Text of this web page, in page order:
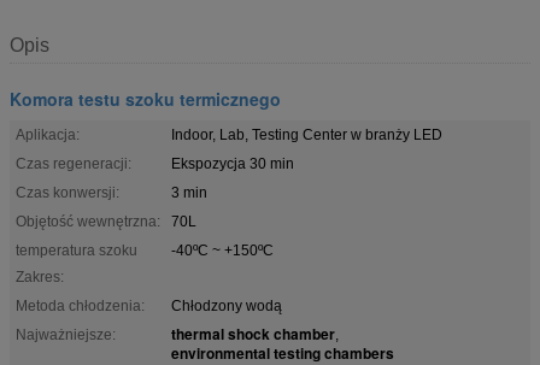
Opis
Komora testu szoku termicznego
Aplikacja:
Indoor, Lab, Testing Center w branży LED
Czas regeneracji:
Ekspozycja 30 min
Czas konwersji:
3 min
Objętość wewnętrzna:
70L
temperatura szoku
Zakres:
-40ºC ~ +150ºC
Metoda chłodzenia:
Chłodzony wodą
Najważniejsze:
thermal shock chamber,
environmental testing chambers